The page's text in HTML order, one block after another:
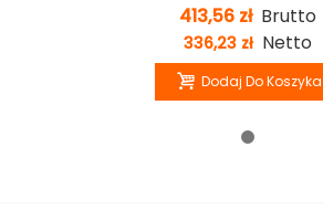
413,56 zł Brutto
336,23 zł Netto
Dodaj Do Koszyka